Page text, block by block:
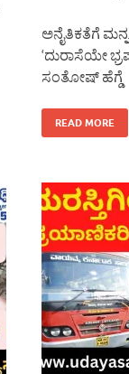
ಅನೈತಿಕತೆಗೆ
‘ದುರಾಸೆಯೇ
ಸಂತೋಷ್ ಹೆಗ್ಡೆ
READ MORE